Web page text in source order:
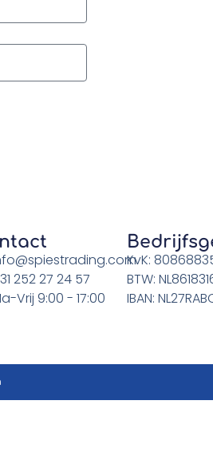
252 27 24 57
Vrij 9:00 - 17:00
KvK:
BTW:
IBAN: